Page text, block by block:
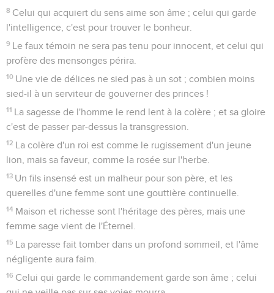
8 Celui qui acquiert du sens aime son âme ; celui qui garde
l'intelligence, c'est pour trouver le bonheur.
9 Le faux témoin ne sera pas tenu pour innocent, et celui qui
profère des mensonges périra.
10 Une vie de délices ne sied pas à un sot ; combien moins
sied-il à un serviteur de gouverner des princes !
11 La sagesse de l'homme le rend lent à la colère ; et sa gloire
c'est de passer par-dessus la transgression.
12 La colère d'un roi est comme le rugissement d'un jeune
lion, mais sa faveur, comme la rosée sur l'herbe.
13 Un fils insensé est un malheur pour son père, et les
querelles d'une femme sont une gouttière continuelle.
14 Maison et richesse sont l'héritage des pères, mais une
femme sage vient de l'Éternel.
15 La paresse fait tomber dans un profond sommeil, et l'âme
négligente aura faim.
16 Celui qui garde le commandement garde son âme ; celui